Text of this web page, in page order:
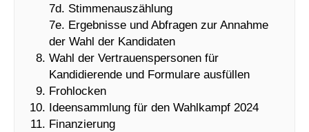
7d. Stimmenauszählung
7e. Ergebnisse und Abfragen zur Annahme
der Wahl der Kandidaten
Wahl der Vertrauenspersonen für
Kandidierende und Formulare ausfüllen
Frohlocken
Ideensammlung für den Wahlkampf 2024
Finanzierung